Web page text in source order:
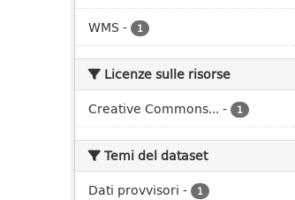
WMS - 1
Licenze sulle risorse
Creative Commons... - 1
Temi del dataset
Dati provvisori - 1